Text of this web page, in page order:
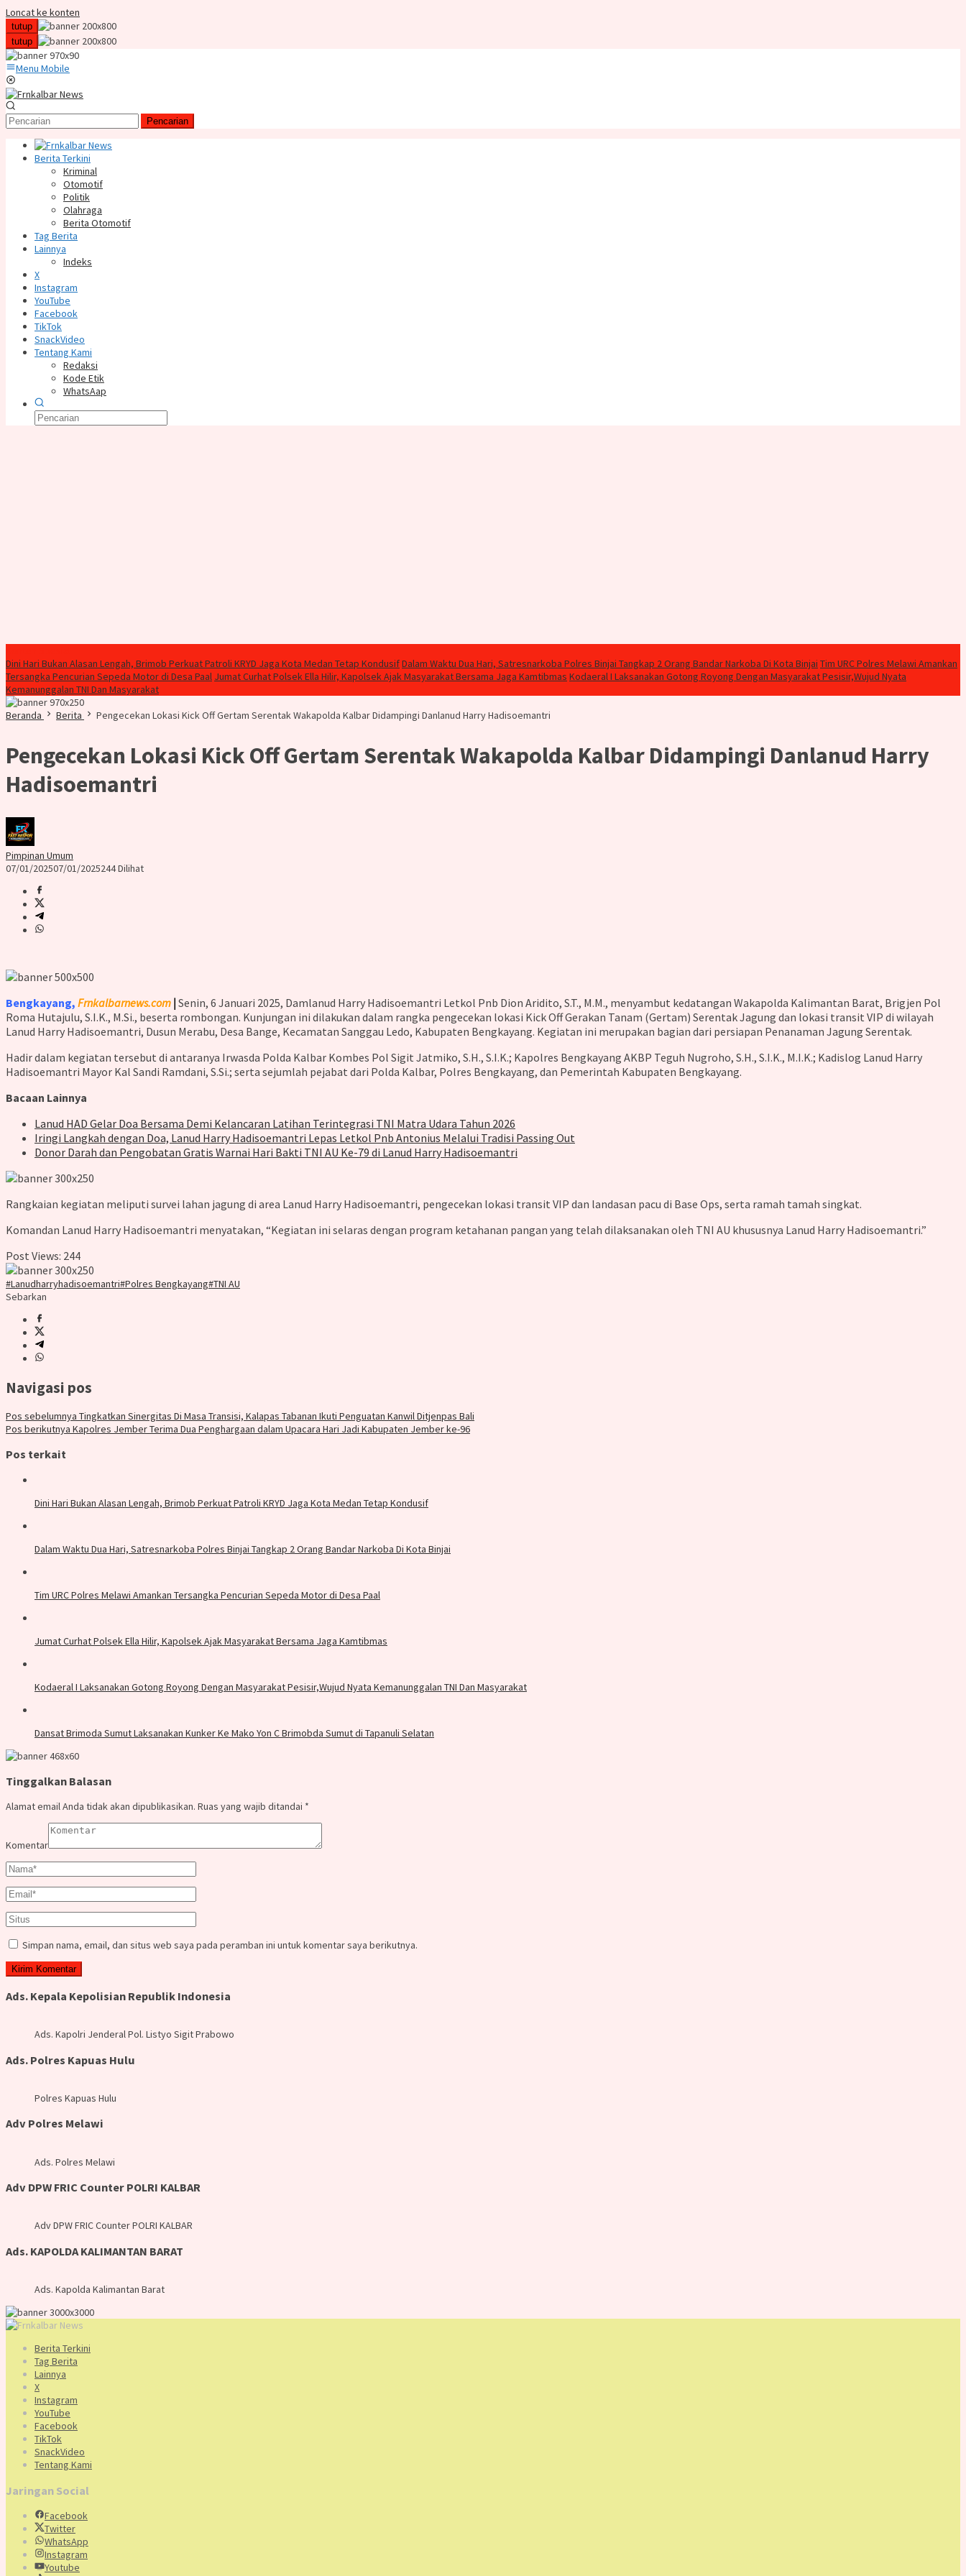
Loncat ke konten
tutup
tutup
Menu Mobile
Pencarian
Berita Terkini
Kriminal
Otomotif
Politik
Olahraga
Berita Otomotif
Tag Berita
Lainnya
Indeks
X
Instagram
YouTube
Facebook
TikTok
SnackVideo
Tentang Kami
Redaksi
Kode Etik
WhatsAap
Dini Hari Bukan Alasan Lengah, Brimob Perkuat Patroli KRYD Jaga Kota Medan Tetap KondusifDalam Waktu Dua Hari, Satresnarkoba Polres Binjai Tangkap 2 Orang Bandar Narkoba Di Kota Binjai Tim URC Polres Melawi Amankan
Tersangka Pencurian Sepeda Motor di Desa Paal Jumat Curhat Polsek Ella Hilir, Kapolsek Ajak Masyarakat Bersama Jaga Kamtibmas Kodaeral I Laksanakan Gotong Royong Dengan Masyarakat Pesisir,Wujud Nyata
Kemanunggalan TNI Dan Masyarakat
Beranda
Berita Pengecekan Lokasi Kick Off Gertam Serentak Wakapolda Kalbar Didampingi Danlanud Harry Hadisoemantri
Pengecekan Lokasi Kick Off Gertam Serentak Wakapolda Kalbar Didampingi Danlanud Harry
Hadisoemantri
Pimpinan Umum
07/01/202507/01/2025244 Dilihat
Bengkayang, Frnkalbarnews.com | Senin, 6 Januari 2025, Damlanud Harry Hadisoemantri Letkol Pnb Dion Aridito, S.T., M.M., menyambut kedatangan Wakapolda Kalimantan Barat, Brigjen Pol
Roma Hutajulu, S.I.K., M.Si., beserta rombongan. Kunjungan ini dilakukan dalam rangka pengecekan lokasi Kick Off Gerakan Tanam (Gertam) Serentak Jagung dan lokasi transit VIP di wilayah
Lanud Harry Hadisoemantri, Dusun Merabu, Desa Bange, Kecamatan Sanggau Ledo, Kabupaten Bengkayang. Kegiatan ini merupakan bagian dari persiapan Penanaman Jagung Serentak.
Hadir dalam kegiatan tersebut di antaranya Irwasda Polda Kalbar Kombes Pol Sigit Jatmiko, S.H., S.I.K.; Kapolres Bengkayang AKBP Teguh Nugroho, S.H., S.I.K., M.I.K.; Kadislog Lanud Harry
Hadisoemantri Mayor Kal Sandi Ramdani, S.Si.; serta sejumlah pejabat dari Polda Kalbar, Polres Bengkayang, dan Pemerintah Kabupaten Bengkayang.
Bacaan Lainnya
Lanud HAD Gelar Doa Bersama Demi Kelancaran Latihan Terintegrasi TNI Matra Udara Tahun 2026
Iringi Langkah dengan Doa, Lanud Harry Hadisoemantri Lepas Letkol Pnb Antonius Melalui Tradisi Passing Out
Donor Darah dan Pengobatan Gratis Warnai Hari Bakti TNI AU Ke-79 di Lanud Harry Hadisoemantri
Rangkaian kegiatan meliputi survei lahan jagung di area Lanud Harry Hadisoemantri, pengecekan lokasi transit VIP dan landasan pacu di Base Ops, serta ramah tamah singkat.
Komandan Lanud Harry Hadisoemantri menyatakan, “Kegiatan ini selaras dengan program ketahanan pangan yang telah dilaksanakan oleh TNI AU khususnya Lanud Harry Hadisoemantri.”
Post Views: 244
#Lanudharryhadisoemantri#Polres Bengkayang#TNI AU
Sebarkan
Navigasi pos
Pos sebelumnya Tingkatkan Sinergitas Di Masa Transisi, Kalapas Tabanan Ikuti Penguatan Kanwil Ditjenpas Bali
Pos berikutnya Kapolres Jember Terima Dua Penghargaan dalam Upacara Hari Jadi Kabupaten Jember ke-96
Pos terkait
Dini Hari Bukan Alasan Lengah, Brimob Perkuat Patroli KRYD Jaga Kota Medan Tetap Kondusif
Dalam Waktu Dua Hari, Satresnarkoba Polres Binjai Tangkap 2 Orang Bandar Narkoba Di Kota Binjai
Tim URC Polres Melawi Amankan Tersangka Pencurian Sepeda Motor di Desa Paal
Jumat Curhat Polsek Ella Hilir, Kapolsek Ajak Masyarakat Bersama Jaga Kamtibmas
Kodaeral I Laksanakan Gotong Royong Dengan Masyarakat Pesisir,Wujud Nyata Kemanunggalan TNI Dan Masyarakat
Dansat Brimoda Sumut Laksanakan Kunker Ke Mako Yon C Brimobda Sumut di Tapanuli Selatan
Tinggalkan Balasan
Alamat email Anda tidak akan dipublikasikan. Ruas yang wajib ditandai *
Komentar
Simpan nama, email, dan situs web saya pada peramban ini untuk komentar saya berikutnya.
Ads. Kepala Kepolisian Republik Indonesia
Ads. Kapolri Jenderal Pol. Listyo Sigit Prabowo
Ads. Polres Kapuas Hulu
Polres Kapuas Hulu
Adv Polres Melawi
Ads. Polres Melawi
Adv DPW FRIC Counter POLRI KALBAR
Adv DPW FRIC Counter POLRI KALBAR
Ads. KAPOLDA KALIMANTAN BARAT
Ads. Kapolda Kalimantan Barat
Berita Terkini
Tag Berita
Lainnya
X
Instagram
YouTube
Facebook
TikTok
SnackVideo
Tentang Kami
Jaringan Social
Facebook
Twitter
WhatsApp
Instagram
Youtube